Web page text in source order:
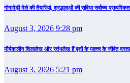
गोगामेड़ी मेले की तैयारियां, श्रद्धालुओं की सुविधा सर्वोच्च प्राथमिकता
August 3, 2026 9:28 pm
मौर्यकालीन शिलालेख और स्तंभलेख हैं वृक्षों के महत्त्व के जीवंत
August 3, 2026 5:21 pm